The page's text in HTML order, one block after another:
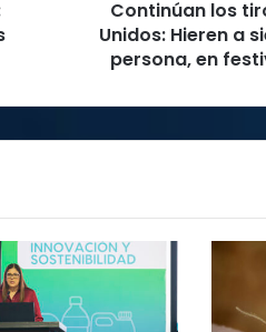
matan
persona,
Continúan los
Unidos: Hieren a
persona, en